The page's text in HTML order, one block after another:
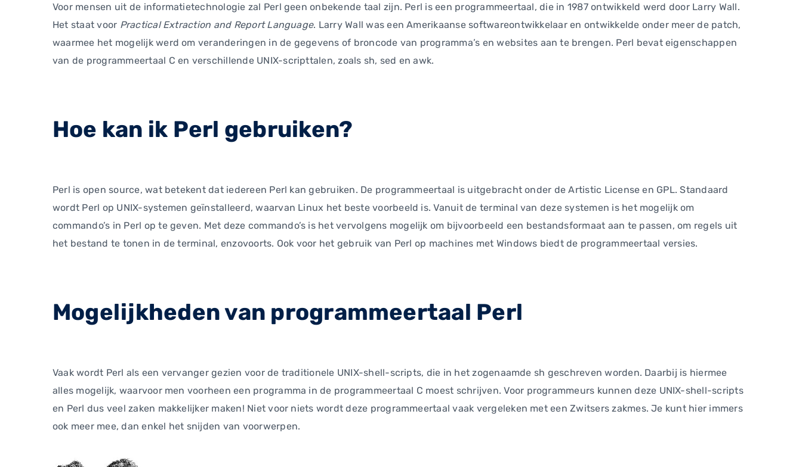
Voor mensen uit de informatietechnologie zal Perl geen onbekende taal zijn. Perl is een programmeertaal, die in 1987 ontwikkeld werd door Larry Wall.
Het staat voor Practical Extraction and Report Language. Larry Wall was een Amerikaanse softwareontwikkelaar en ontwikkelde onder meer de patch,
waarmee het mogelijk werd om veranderingen in de gegevens of broncode van programma’s en websites aan te brengen. Perl bevat eigenschappen
van de programmeertaal C en verschillende UNIX-scripttalen, zoals sh, sed en awk.
Hoe kan ik Perl gebruiken?
Perl is open source, wat betekent dat iedereen Perl kan gebruiken. De programmeertaal is uitgebracht onder de Artistic License en GPL. Standaard
wordt Perl op UNIX-systemen geïnstalleerd, waarvan Linux het beste voorbeeld is. Vanuit de terminal van deze systemen is het mogelijk om
commando’s in Perl op te geven. Met deze commando’s is het vervolgens mogelijk om bijvoorbeeld een bestandsformaat aan te passen, om regels uit
het bestand te tonen in de terminal, enzovoorts. Ook voor het gebruik van Perl op machines met Windows biedt de programmeertaal versies.
Mogelijkheden van programmeertaal Perl
Vaak wordt Perl als een vervanger gezien voor de traditionele UNIX-shell-scripts, die in het zogenaamde sh geschreven worden. Daarbij is hiermee
alles mogelijk, waarvoor men voorheen een programma in de programmeertaal C moest schrijven. Voor programmeurs kunnen deze UNIX-shell-scripts
en Perl dus veel zaken makkelijker maken! Niet voor niets wordt deze programmeertaal vaak vergeleken met een Zwitsers zakmes. Je kunt hier immers
ook meer mee, dan enkel het snijden van voorwerpen.